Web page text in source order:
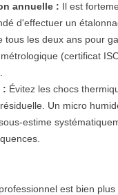
annuelle : Il est
d'effectuer un
tous les deux ans pour
(certificat
: Évitez les chocs
Un micro
estime
est bien plus